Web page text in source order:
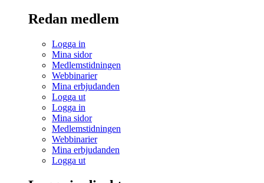
Redan medlem
Logga in
Mina sidor
Medlemstidningen
Webbinarier
Mina erbjudanden
Logga ut
Logga in
Mina sidor
Medlemstidningen
Webbinarier
Mina erbjudanden
Logga ut